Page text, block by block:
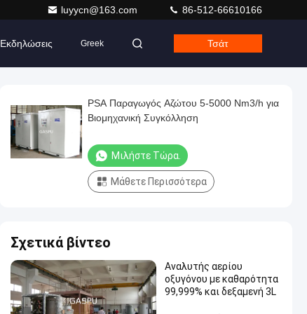
luyycn@163.com 86-512-66610166
Εκδηλώσεις Greek Τσάτ
PSA Παραγωγός Αζώτου 5-5000 Nm3/h για
Βιομηχανική Συγκόλληση
Μιλήστε Τώρα.
Μάθετε Περισσότερα
Σχετικά βίντεο
Αναλυτής αερίου
οξυγόνου με καθαρότητα
99,999% και δεξαμενή 3L